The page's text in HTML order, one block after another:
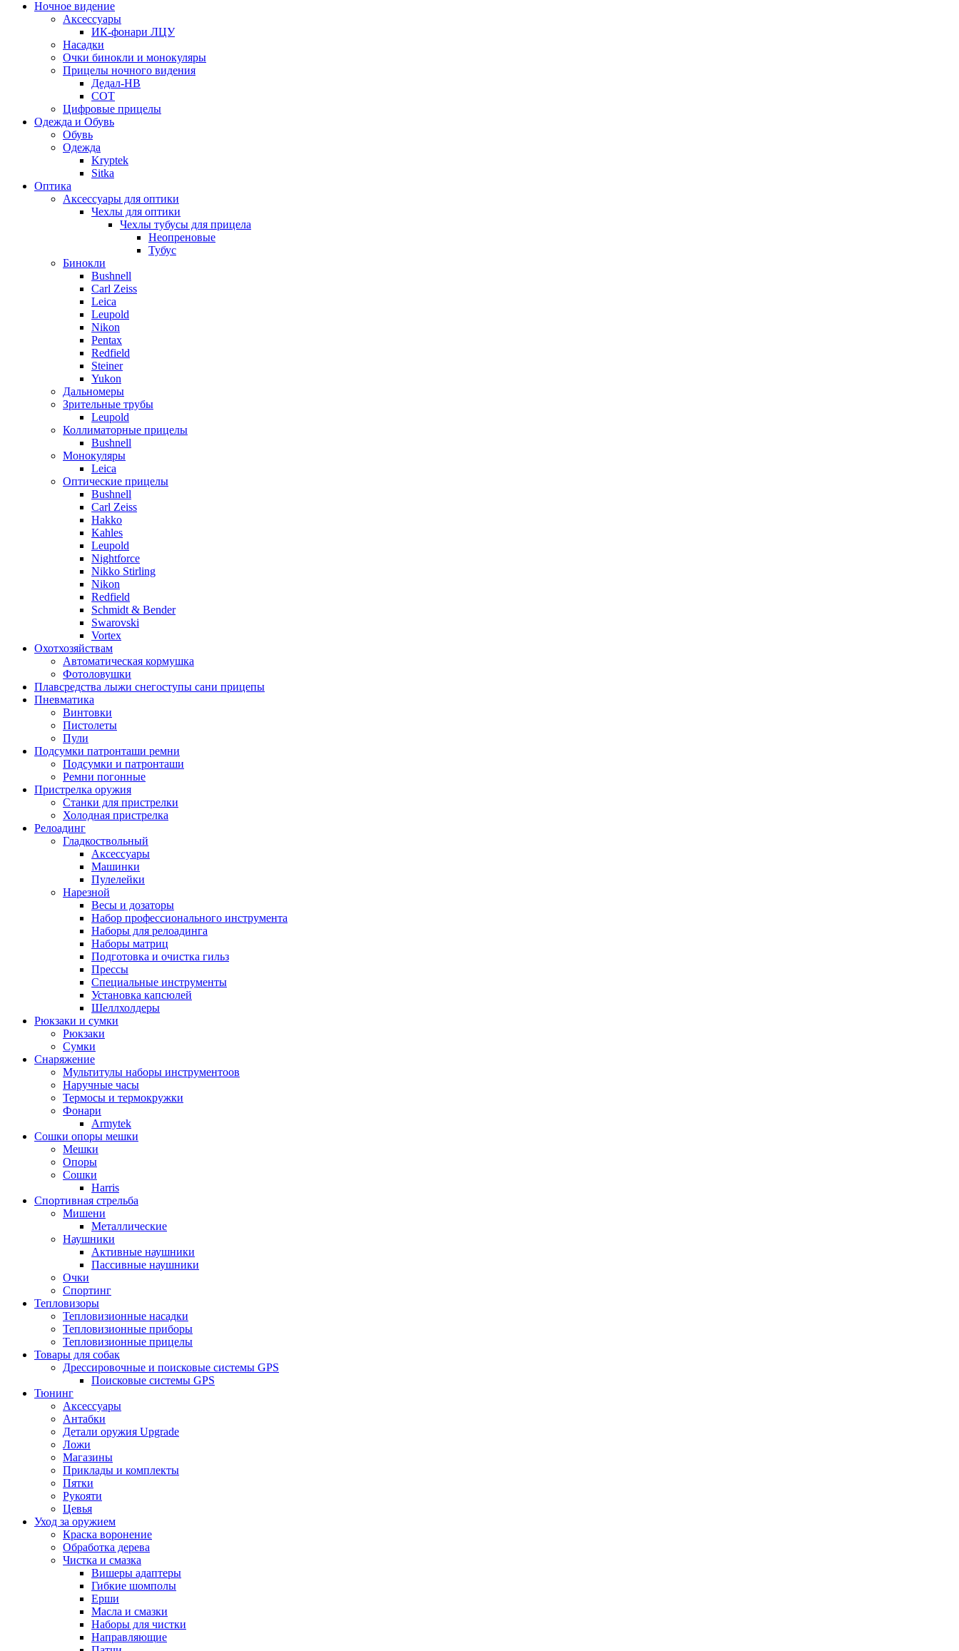
Ночное видение
Аксессуары
ИК-фонари ЛЦУ
Насадки
Очки бинокли и монокуляры
Прицелы ночного видения
Дедал-НВ
СОТ
Цифровые прицелы
Одежда и Обувь
Обувь
Одежда
Kryptek
Sitka
Оптика
Аксессуары для оптики
Чехлы для оптики
Чехлы тубусы для прицела
Неопреновые
Тубус
Бинокли
Bushnell
Carl Zeiss
Leica
Leupold
Nikon
Pentax
Redfield
Steiner
Yukon
Дальномеры
Зрительные трубы
Leupold
Коллиматорные прицелы
Bushnell
Монокуляры
Leica
Оптические прицелы
Bushnell
Carl Zeiss
Hakko
Kahles
Leupold
Nightforce
Nikko Stirling
Nikon
Redfield
Schmidt & Bender
Swarovski
Vortex
Охотхозяйствам
Автоматическая кормушка
Фотоловушки
Плавсредства лыжи снегоступы сани прицепы
Пневматика
Винтовки
Пистолеты
Пули
Подсумки патронташи ремни
Подсумки и патронташи
Ремни погонные
Пристрелка оружия
Станки для пристрелки
Холодная пристрелка
Релоадинг
Гладкоствольный
Аксессуары
Машинки
Пулелейки
Нарезной
Весы и дозаторы
Набор профессионального инструмента
Наборы для релоадинга
Наборы матриц
Подготовка и очистка гильз
Прессы
Специальные инструменты
Установка капсюлей
Шеллхолдеры
Рюкзаки и сумки
Рюкзаки
Сумки
Снаряжение
Мультитулы наборы инструментоов
Наручные часы
Термосы и термокружки
Фонари
Armytek
Сошки опоры мешки
Мешки
Опоры
Сошки
Harris
Спортивная стрельба
Мишени
Металлические
Наушники
Активные наушники
Пассивные наушники
Очки
Спортинг
Тепловизоры
Тепловизионные насадки
Тепловизионные приборы
Тепловизионные прицелы
Товары для собак
Дрессировочные и поисковые системы GPS
Поисковые системы GPS
Тюнинг
Аксессуары
Антабки
Детали оружия Upgrade
Ложи
Магазины
Приклады и комплекты
Пятки
Рукояти
Цевья
Уход за оружием
Краска воронение
Обработка дерева
Чистка и смазка
Вишеры адаптеры
Гибкие шомполы
Ерши
Масла и смазки
Наборы для чистки
Направляющие